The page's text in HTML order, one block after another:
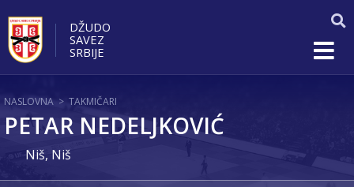
DŽUDO
SAVEZ
SRBIJE
NASLOVNA > TAKMIČARI
PETAR NEDELJKOVIĆ
Niš, Niš